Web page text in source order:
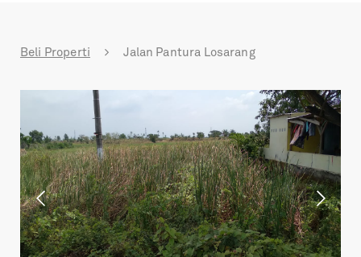
Beli Properti Jalan Pantura Losarang
Previous Next